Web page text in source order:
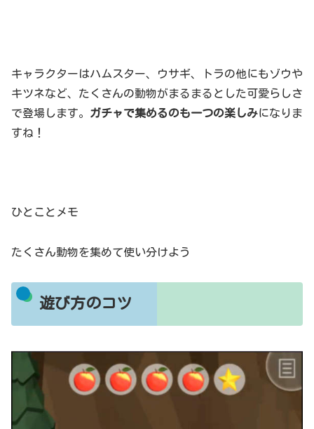
キャラクターはハムスター、ウサギ、トラの他にもゾウや
キツネなど、たくさんの動物がまるまるとした可愛らしさ
で登場します。 ガチャで集めるのも一つの楽しみになりま
すね！
ひとことメモ
たくさん動物を集めて使い分けよう
遊び方のコツ